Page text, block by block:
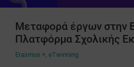
Μεταφορά έργων στην
Πλατφόρμα Σχολικής
Erasmus + eTwinning